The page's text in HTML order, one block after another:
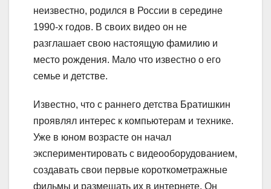
неизвестно, родился в России в середине
1990-х годов. В своих видео он не
разглашает свою настоящую фамилию и
место рождения. Мало что известно о его
семье и детстве.
Известно, что с раннего детства Братишкин
проявлял интерес к компьютерам и технике.
Уже в юном возрасте он начал
экспериментировать с видеооборудованием,
создавать свои первые короткометражные
фильмы и размещать их в интернете. Он